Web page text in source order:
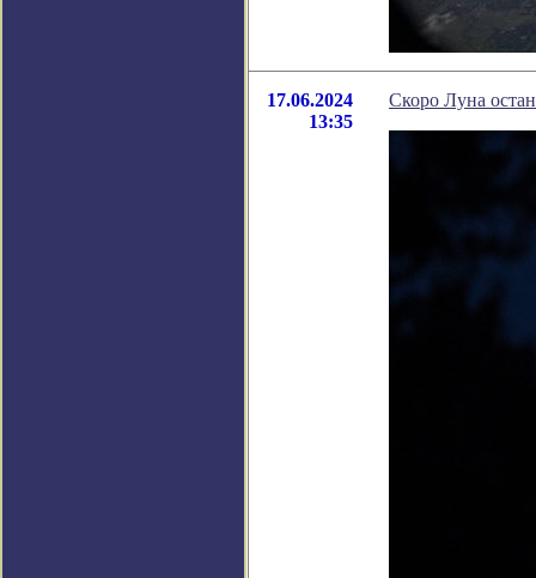
17.06.2024
13:35
Скоро Луна